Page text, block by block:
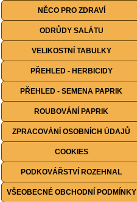
NĚCO PRO ZDRAVÍ
ODRŮDY SALÁTU
VELIKOSTNÍ TABULKY
PŘEHLED - HERBICIDY
PŘEHLED - SEMENA PAPRIK
ROUBOVÁNÍ PAPRIK
ZPRACOVÁNÍ OSOBNÍCH ÚDAJŮ
COOKIES
PODKOVÁŘSTVÍ ROZEHNAL
VŠEOBECNÉ OBCHODNÍ PODMÍNKY